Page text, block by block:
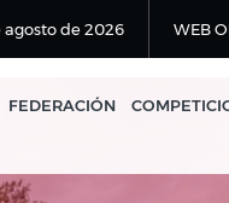
agosto de 2026 WEB
FEDERACIÓN